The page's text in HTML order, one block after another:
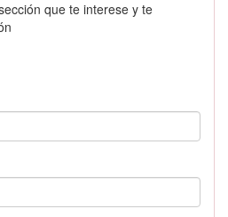
que te interese y te